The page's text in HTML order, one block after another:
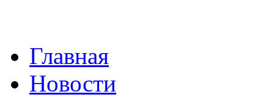
Главная
Новости